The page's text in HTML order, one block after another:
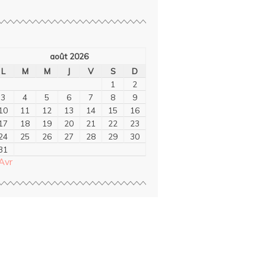
août 2026
L
M M J V S
D
1
2
3
4 5 6 7 8
9
11 12 13 14 15
16
18 19 20 21 22
23
25 26 27 28 29
30